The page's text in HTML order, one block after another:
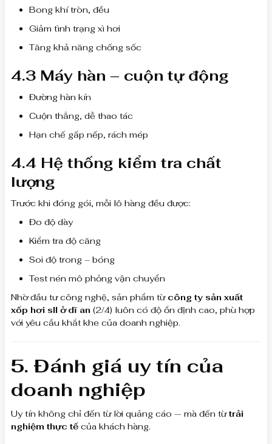
Bong khí tròn, đều
Giảm tình trạng xì hơi
Tăng khả năng chống sốc
4.3 Máy hàn – cuộn tự động
Đường hàn kín
Cuộn thẳng, dễ thao tác
Hạn chế gấp nếp, rách mép
4.4 Hệ thống kiểm tra chất
lượng
Trước khi đóng gói, mỗi lô hàng đều được:
Đo độ dày
Kiểm tra độ căng
Soi độ trong – bóng
Test nén mô phỏng vận chuyển
Nhờ đầu tư công nghệ, sản phẩm từ công ty sản xuất
xốp hơi sll ở dĩ an (2/4) luôn có độ ổn định cao, phù hợp
với yêu cầu khắt khe của doanh nghiệp.
5. Đánh giá uy tín của
doanh nghiệp
Uy tín không chỉ đến từ lời quảng cáo — mà đến từtrải
nghiệm thực tế của khách hàng.